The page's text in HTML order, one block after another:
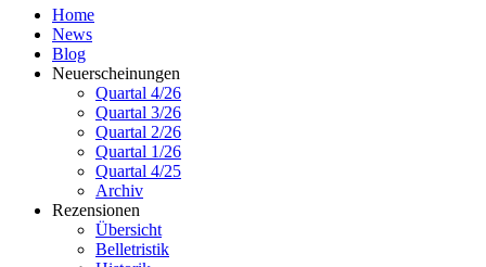
Home
News
Blog
Neuerscheinungen
Quartal 4/26
Quartal 3/26
Quartal 2/26
Quartal 1/26
Quartal 4/25
Archiv
Rezensionen
Übersicht
Belletristik